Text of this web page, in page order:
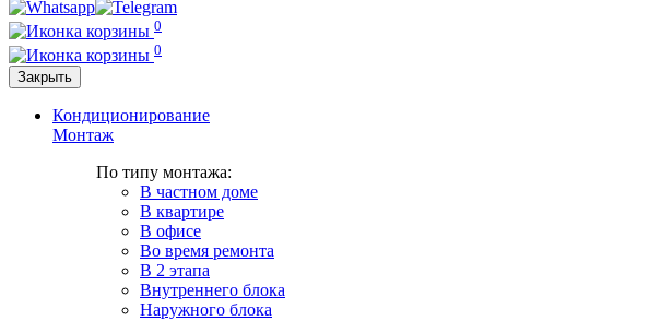
0
0
Закрыть
Кондиционирование
Монтаж
По типу монтажа:
В частном доме
В квартире
В офисе
Во время ремонта
В 2 этапа
Внутреннего блока
Наружного блока